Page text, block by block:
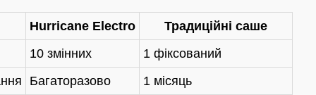
Hurricane Electro
Традиційні саше
10 змінних
1 фіксований
Багаторазово 1 місяць